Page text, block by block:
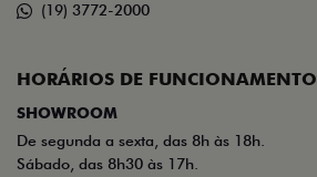
(19) 3772-2000
HORÁRIOS DE FUNCIONAMENTO
SHOWROOM
De segunda a sexta, das 8h às 18h.
Sábado, das 8h30 às 17h.